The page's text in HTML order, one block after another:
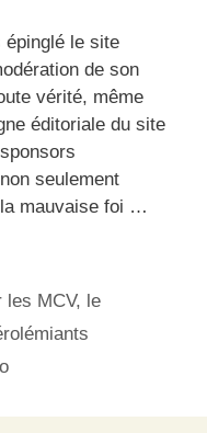
épinglé le site
de son
vérité, même
éditoriale du site
seulement
mauvaise foi …
MCV, le